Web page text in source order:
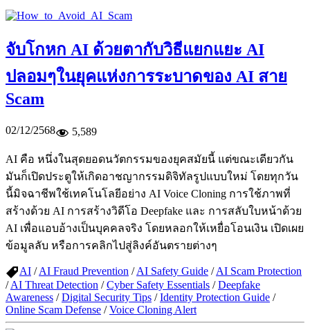
จับโกหก AI ด้วยตากับวิธีแยกแยะ AI
ปลอมๆในยุคแห่งการระบาดของ AI สาย
Scam
02/12/2568 5,589
AI คือ หนึ่งในสุดยอดนวัตกรรมของยุคสมัยนี้ แต่ขณะเดียวกัน
มันก็เปิดประตูให้เกิดอาชญากรรมดิจิทัลรูปแบบใหม่ โดยทุกวัน
นี้มิจฉาชีพใช้เทคโนโลยีอย่าง AI Voice Cloning การใช้ภาพที่
สร้างด้วย AI การสร้างวิดีโอ Deepfake และ การสลับใบหน้าด้วย
AI เพื่อแอบอ้างเป็นบุคคลจริง โดยหลอกให้เหยื่อโอนเงิน เปิดเผย
ข้อมูลลับ หรือการคลิกไปสู่ลิงค์อันตรายต่างๆ
AI /AI Fraud Prevention /AI Safety Guide /AI Scam Protection
/AI Threat Detection /Cyber Safety Essentials /Deepfake
Awareness /Digital Security Tips /Identity Protection Guide /
Online Scam Defense /Voice Cloning Alert